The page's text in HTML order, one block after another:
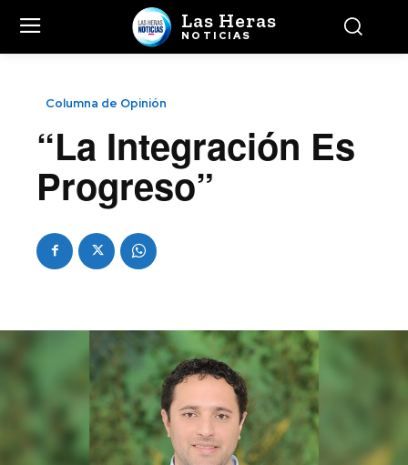
Las Heras
NOTICIAS
Columna de Opinión
“La Integración Es
Progreso”